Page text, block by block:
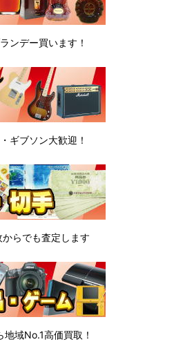
ンデー買います！
ギブソン大歓迎！
らでも査定します
域No.1高価買取！